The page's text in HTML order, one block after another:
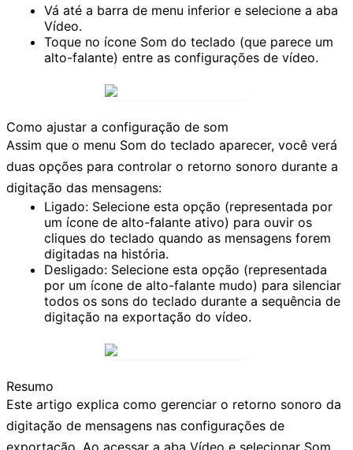
Vá até a barra de menu inferior e selecione a aba
Vídeo.
Toque no ícone Som do teclado (que parece um
alto-falante) entre as configurações de vídeo.
Como ajustar a configuração de som
Assim que o menu Som do teclado aparecer, você verá
duas opções para controlar o retorno sonoro durante a
digitação das mensagens:
Ligado: Selecione esta opção (representada por
um ícone de alto-falante ativo) para ouvir os
cliques do teclado quando as mensagens forem
digitadas na história.
Desligado: Selecione esta opção (representada
por um ícone de alto-falante mudo) para silenciar
todos os sons do teclado durante a sequência de
digitação na exportação do vídeo.
Resumo
Este artigo explica como gerenciar o retorno sonoro da
digitação de mensagens nas configurações de
exportação. Ao acessar a aba Vídeo e selecionar Som